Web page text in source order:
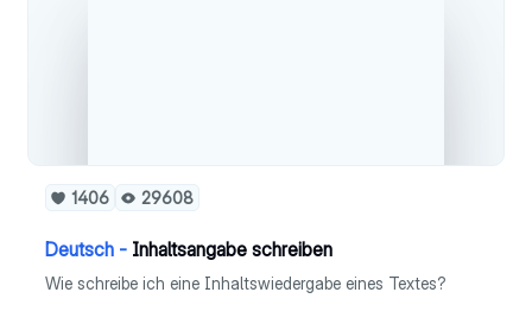
1406 29608
Deutsch - Inhaltsangabe schreiben
Wie schreibe ich eine Inhaltswiedergabe eines Textes?